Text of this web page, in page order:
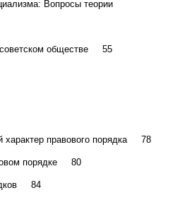
Вопросы теории
советском обществе 55
характер правового порядка 78
порядке 80
84